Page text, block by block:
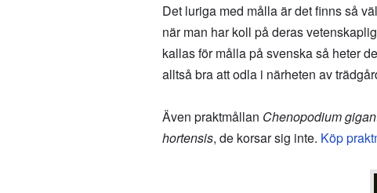
Det luriga med målla är det finns så
när man har koll på deras
kallas för målla på svenska så heter
alltså bra att odla i närheten av
Även praktmållan Chenopodium
hortensis, de korsar sig inte. Köp